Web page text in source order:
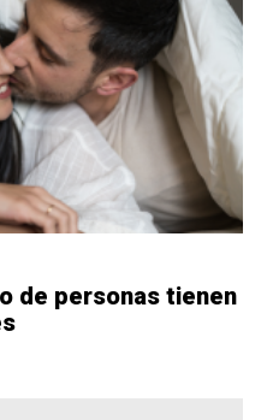
de personas tienen